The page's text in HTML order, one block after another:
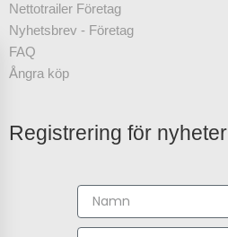
Nettotrailer Företag
Nyhetsbrev - Företag
FAQ
Ångra köp
Registrering för nyheter